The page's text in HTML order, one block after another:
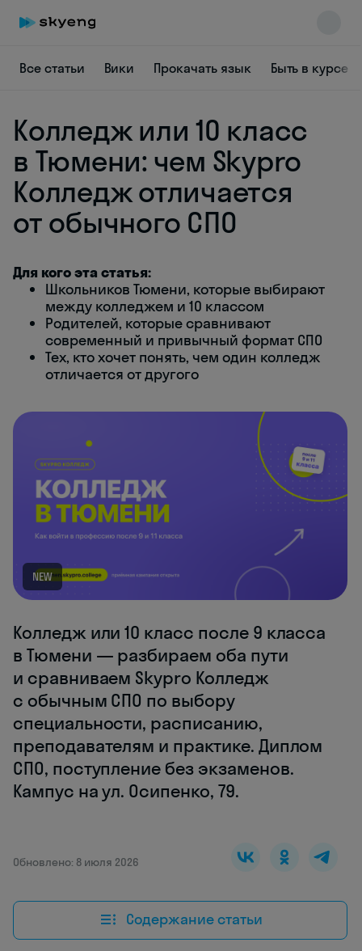
Все статьи Вики Прокачать язык Быть в курсе
Колледж или 10 класс
в Тюмени: чем Skypro
Колледж отличается
от обычного СПО
Для кого эта статья:
Школьников Тюмени, которые выбирают
между колледжем и 10 классом
Родителей, которые сравнивают
современный и привычный формат СПО
Тех, кто хочет понять, чем один колледж
отличается от другого
NEW
Колледж или 10 класс после 9 класса
в Тюмени — разбираем оба пути
и сравниваем Skypro Колледж
с обычным СПО по выбору
специальности, расписанию,
преподавателям и практике. Диплом
СПО, поступление без экзаменов.
Кампус на ул. Осипенко, 79.
Обновлено: 8 июля 2026
Содержание статьи
Skyeng Chat
online